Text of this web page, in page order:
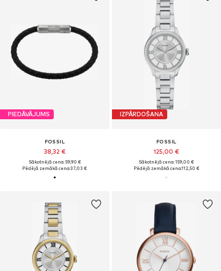
PIEDĀVĀJUMS
FOSSIL
38,32 €
Sākotnējā cena: 59,90 €
Pēdējā zemākā cena:37,03 €
IZPĀRDOŠANA
FOSSIL
125,00 €
Sākotnējā cena: 159,00 €
Pēdējā zemākā cena:112,50 €